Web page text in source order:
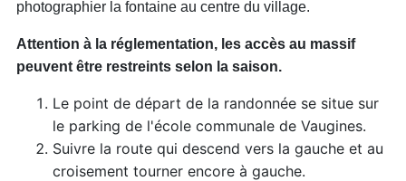
photographier la fontaine au centre du village.
Attention à la réglementation, les accès au massif
peuvent être restreints selon la saison.
Le point de départ de la randonnée se situe sur
le parking de l'école communale de Vaugines.
Suivre la route qui descend vers la gauche et au
croisement tourner encore à gauche.